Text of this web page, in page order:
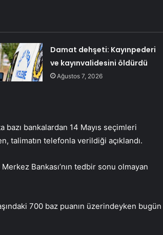
Damat dehşeti: Kayınpederi
ve kayınvalidesini öldürdü
Ağustos 7, 2026
bazı bankalardan 14 Mayıs seçimleri
talimatın telefonla verildiği açıklandı.
Bankası’nın tedbir sonu olmayan
700 baz puanın üzerindeyken bugün